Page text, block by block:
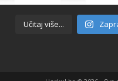
Učitaj više...